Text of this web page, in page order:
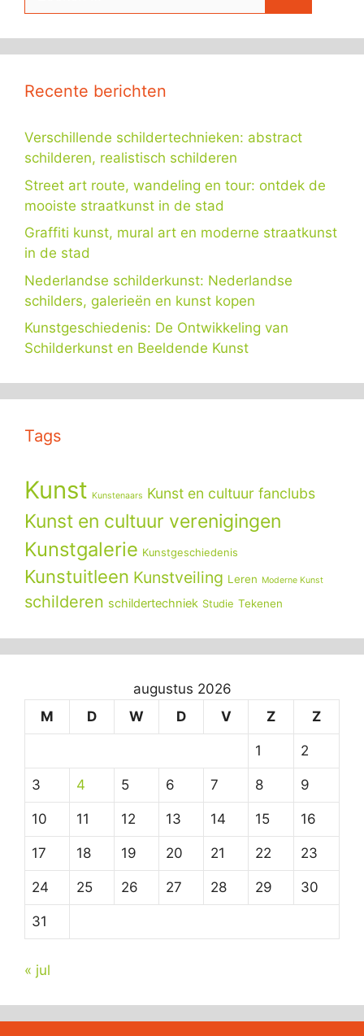
Recente berichten
Verschillende schildertechnieken: abstract
schilderen, realistisch schilderen
Street art route, wandeling en tour: ontdek de
mooiste straatkunst in de stad
Graffiti kunst, mural art en moderne straatkunst
in de stad
Nederlandse schilderkunst: Nederlandse
schilders, galerieën en kunst kopen
Kunstgeschiedenis: De Ontwikkeling van
Schilderkunst en Beeldende Kunst
Tags
Kunst Kunstenaars Kunst en cultuur fanclubs
Kunst en cultuur verenigingen
Kunstgalerie Kunstgeschiedenis
Kunstuitleen Kunstveiling Leren Moderne Kunst
schilderen schildertechniek Studie Tekenen
augustus 2026
M
D W D V Z Z
1 2
3 4 5 6 7 8 9
10 11 12 13 14 15 16
17 18 19 20 21 22 23
24 25 26 27 28 29 30
31
« jul